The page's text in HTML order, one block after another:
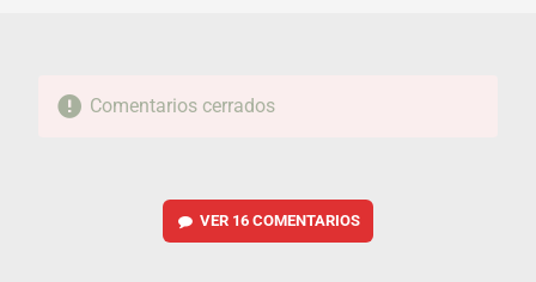
Comentarios cerrados
VER 16 COMENTARIOS